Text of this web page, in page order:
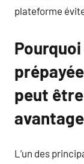
plateforme
peut
L’un des